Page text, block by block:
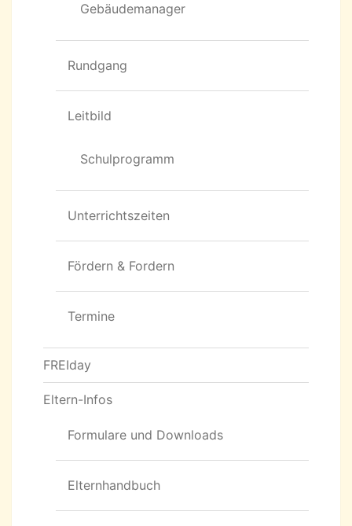
Gebäudemanager
Rundgang
Leitbild
Schulprogramm
Unterrichtszeiten
Fördern & Fordern
Termine
FREIday
Eltern-Infos
Formulare und Downloads
Elternhandbuch